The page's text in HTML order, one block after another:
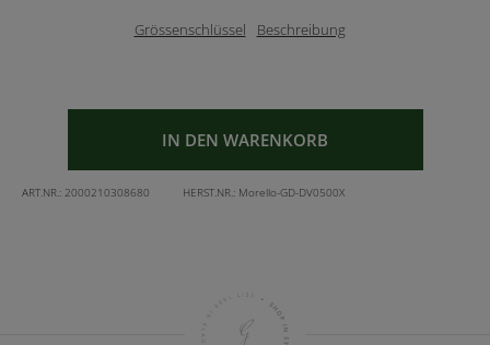
Grössenschlüssel Beschreibung
IN DEN WARENKORB
ART.NR.: 2000210308680 HERST.NR.: Morello-GD-DV0500X